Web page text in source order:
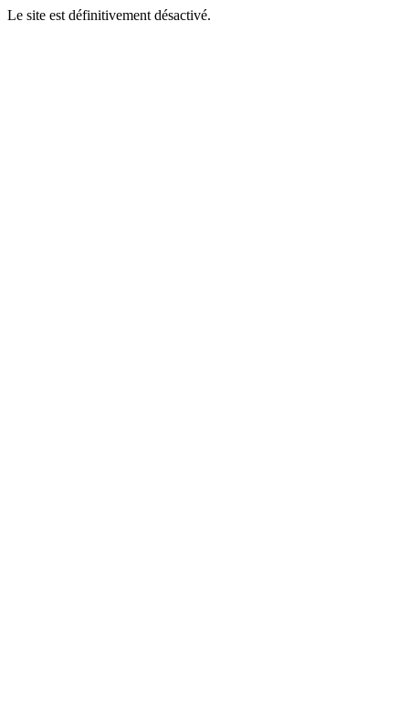
Le site est définitivement désactivé.